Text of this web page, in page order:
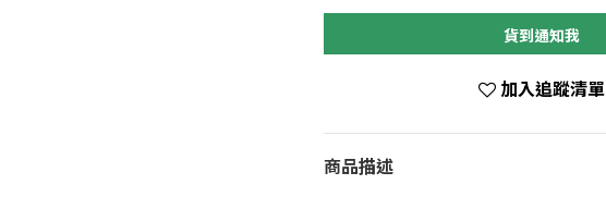
貨到通知我
加入追蹤清單
商品描述